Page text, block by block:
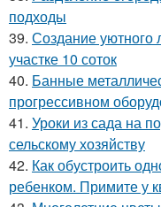
подходы
39. Создание уютного
участке 10 соток
40. Банные
прогрессивном
41. Уроки из сада на
сельскому хозяйству
42. Как обустроить
ребенком. Примите у